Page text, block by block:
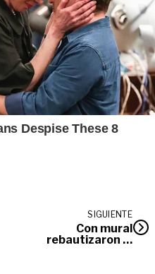
SIGUIENTE
Con mural
rebautizaron la